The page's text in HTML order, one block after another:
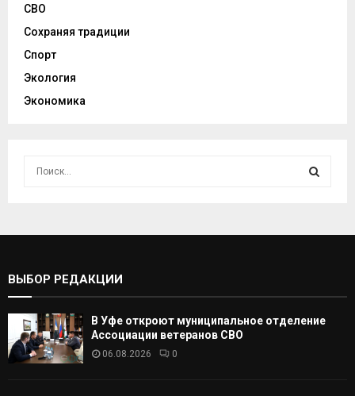
СВО
Сохраняя традиции
Спорт
Экология
Экономика
С
А
ВЫБОР РЕДАКЦИИ
В Уфе откроют муниципальное отделение
Ассоциации ветеранов СВО
06.08.2026 0